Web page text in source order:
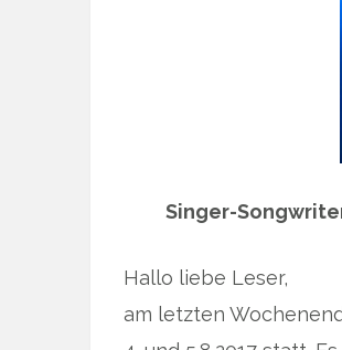
Singer-
Hallo liebe Leser,
am letzten